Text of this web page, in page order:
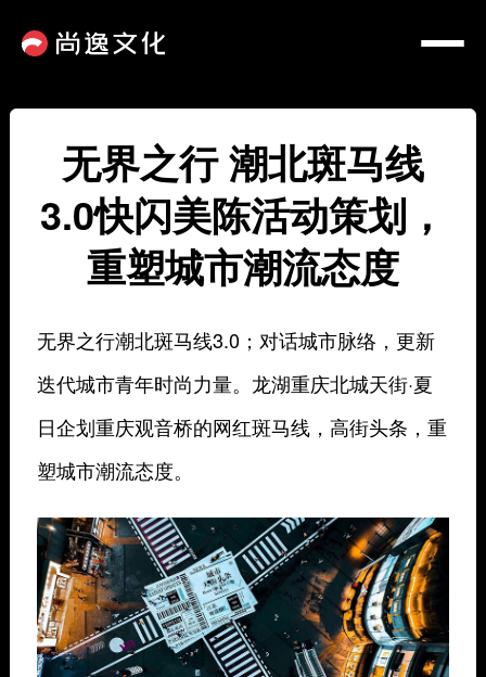
无界之行 潮北斑马线
3.0快闪美陈活动策划，
重塑城市潮流态度
无界之行潮北斑马线3.0；对话城市脉络，更新
迭代城市青年时尚力量。龙湖重庆北城天街·夏
日企划重庆观音桥的网红斑马线，高街头条，重
塑城市潮流态度。